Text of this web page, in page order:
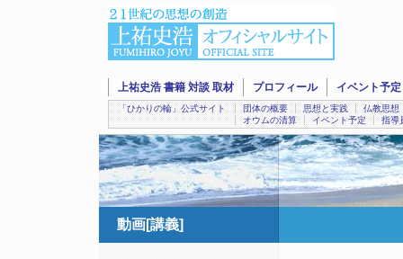
上祐史浩 書籍 対談 取材 プロフィール イベント予定
「ひかりの輪」公式サイト 団体の概要 思想と実践
仏教思想
オウムの清算
イベント予定 指導
動画[講義]